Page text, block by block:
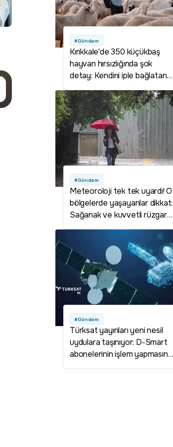
#Gündem
Kırıkkale'de 350 küçükbaş
hayvan hırsızlığında şok
detay: Kendini iple bağlatan
#Gündem
Meteoroloji tek tek uyardı! O
bölgelerde yaşayanlar dikkat:
Sağanak ve kuvvetli rüzgar
#Gündem
Türksat yayınları yeni nesil
uydulara taşınıyor: D-Smart
abonelerinin işlem yapmasına